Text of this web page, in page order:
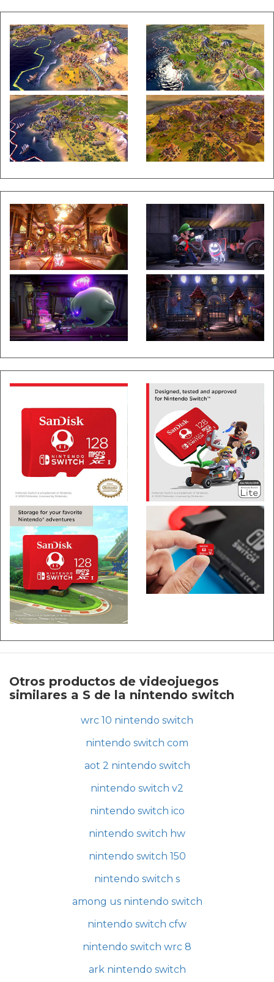
Otros productos de videojuegos
similares a S de la nintendo switch
wrc 10 nintendo switch
nintendo switch com
aot 2 nintendo switch
nintendo switch v2
nintendo switch ico
nintendo switch hw
nintendo switch 150
nintendo switch s
among us nintendo switch
nintendo switch cfw
nintendo switch wrc 8
ark nintendo switch